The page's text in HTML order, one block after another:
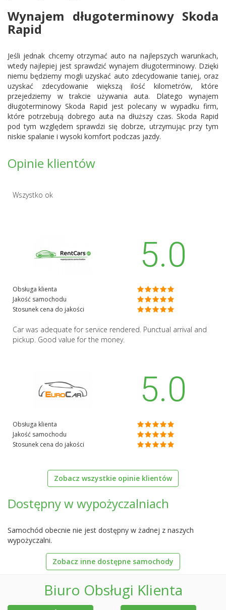
Wynajem długoterminowy Skoda
Rapid
Jeśli jednak chcemy otrzymać auto na najlepszych warunkach,
wtedy najlepiej jest sprawdzić wynajem długoterminowy. Dzięki
niemu będziemy mogli uzyskać auto zdecydowanie taniej, oraz
uzyskać zdecydowanie większą ilość kilometrów, które
przejedziemy w trakcie używania auta. Dlatego wynajem
długoterminowy Skoda Rapid jest polecany w wypadku firm,
które potrzebują dobrego auta na dłuższy czas. Skoda Rapid
pod tym względem sprawdzi się dobrze, utrzymując przy tym
niskie spalanie i wysoki komfort podczas jazdy.
Opinie klientów
Wszystko ok
5.0
Obsługa klienta
Jakość samochodu
Stosunek cena do jakości
Car was adequate for service rendered. Punctual arrival and
pickup. Good value for the money.
5.0
Obsługa klienta
Jakość samochodu
Stosunek cena do jakości
Zobacz wszystkie opinie klientów
Dostępny w wypożyczalniach
Samochód obecnie nie jest dostępny w żadnej z naszych
wypożyczalni.
Zobacz inne dostępne samochody
Biuro Obsługi Klienta